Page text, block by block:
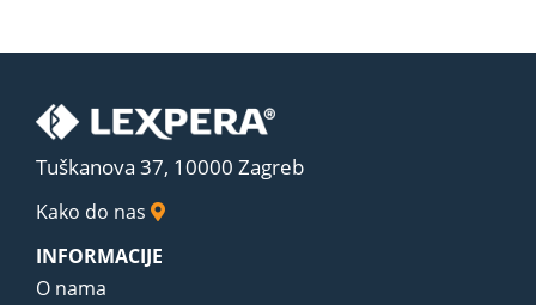
Tuškanova 37, 10000 Zagreb
Kako do nas
INFORMACIJE
O nama